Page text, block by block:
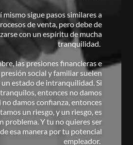
mismo sigue pasos similares a
de venta, pero debe de
con un espíritu de mucha
tranquilidad.
las presiones financieras e
social y familiar suelen
estado de intranquilidad. Si
entonces no damos
no damos confianza, entonces
un riesgo, y un riesgo, es
problema. Y tu no quieres ser
esa manera por tu potencial
empleador.